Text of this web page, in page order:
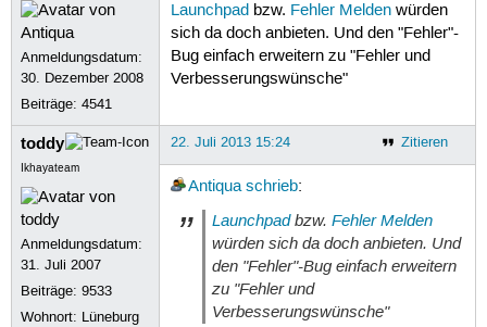
Anmeldungsdatum:
30. Dezember 2008
Beiträge:4541
Launchpadbzw. Fehler Meldenwürden
sich da doch anbieten. Und den "Fehler"-
Bug einfach erweitern zu "Fehler und
Verbesserungswünsche"
toddy
Ikhayateam
Anmeldungsdatum:
31. Juli 2007
Beiträge:9533
Wohnort: Lüneburg
Zitieren
22. Juli 2013 15:24
Antiqua schrieb:
Launchpadbzw. Fehler Melden
würden sich da doch anbieten. Und
den "Fehler"-Bug einfach erweitern
zu "Fehler und
Verbesserungswünsche"